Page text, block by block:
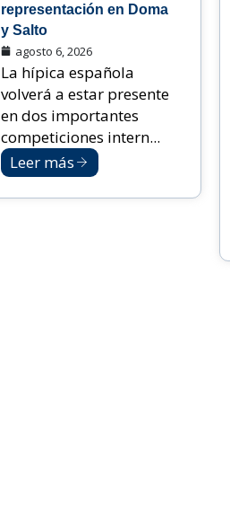
representación en Doma
y Salto
agosto 6, 2026
La hípica española
volverá a estar presente
en dos importantes
competiciones intern...
Leer más